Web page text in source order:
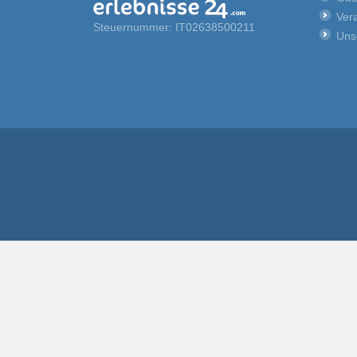
Steuernummer: IT02638500211